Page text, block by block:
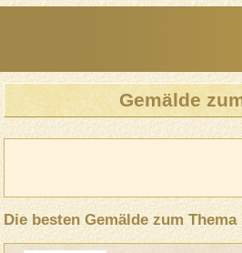
Gemälde
Die besten Gemälde zum Thema